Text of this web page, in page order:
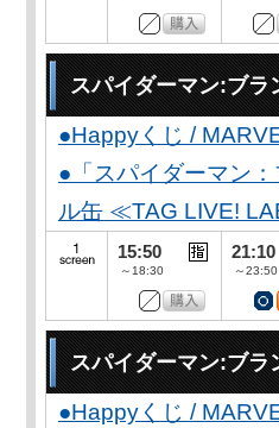
スパイダーマン:ブ
●Happyくじ /
●「スパイダーマン
ル缶 ≪TAG LIVE!
15:50
～18:30
21:10
～23:50
スパイダーマン:ブ
●Happyくじ /